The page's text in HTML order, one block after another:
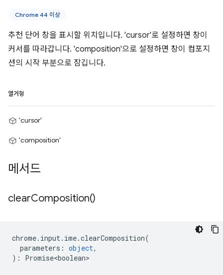
Chrome 44 이상
추천 단어 창을 표시할 위치입니다. 'cursor'로 설정하면 창이
커서를 따라갑니다. 'composition'으로 설정하면 창이 컴포지
션의 시작 부분으로 잠깁니다.
열거형
'cursor'
'composition'
메서드
clearComposition()
chrome. input. ime.clearComposition(
parameters : object,
) : Promise<boolean>